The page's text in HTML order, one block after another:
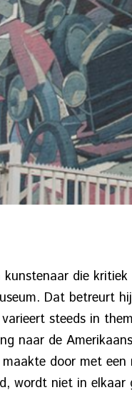
die
Dat betreurt
steeds in
naar de
door met
wordt niet in